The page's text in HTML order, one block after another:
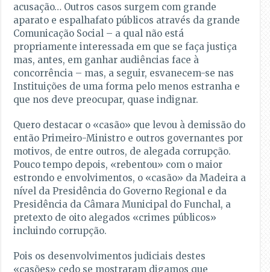
acusação… Outros casos surgem com grande
aparato e espalhafato públicos através da grande
Comunicação Social – a qual não está
propriamente interessada em que se faça justiça
mas, antes, em ganhar audiências face à
concorrência – mas, a seguir, esvanecem-se nas
Instituições de uma forma pelo menos estranha e
que nos deve preocupar, quase indignar.
Quero destacar o «casão» que levou à demissão do
então Primeiro-Ministro e outros governantes por
motivos, de entre outros, de alegada corrupção.
Pouco tempo depois, «rebentou» com o maior
estrondo e envolvimentos, o «casão» da Madeira a
nível da Presidência do Governo Regional e da
Presidência da Câmara Municipal do Funchal, a
pretexto de oito alegados «crimes públicos»
incluindo corrupção.
Pois os desenvolvimentos judiciais destes
«casões» cedo se mostraram digamos que